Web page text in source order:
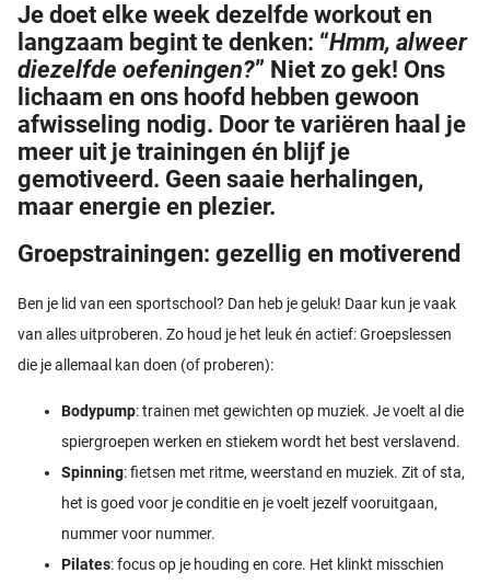
Je doet elke week dezelfde workout en
langzaam begint te denken: “Hmm, alweer
diezelfde oefeningen?” Niet zo gek! Ons
lichaam en ons hoofd hebben gewoon
afwisseling nodig. Door te variëren haal je
meer uit je trainingen én blijf je
gemotiveerd. Geen saaie herhalingen,
maar energie en plezier.
Groepstrainingen: gezellig en motiverend
Ben je lid van een sportschool? Dan heb je geluk! Daar kun je vaak
van alles uitproberen. Zo houd je het leuk én actief: Groepslessen
die je allemaal kan doen (of proberen):
Bodypump: trainen met gewichten op muziek. Je voelt al die
spiergroepen werken en stiekem wordt het best verslavend.
Spinning: fietsen met ritme, weerstand en muziek. Zit of sta,
het is goed voor je conditie en je voelt jezelf vooruitgaan,
nummer voor nummer.
Pilates: focus op je houding en core. Het klinkt misschien